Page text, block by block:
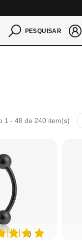
PESQUISAR
1 - 48 de 240 item(s)
(2)